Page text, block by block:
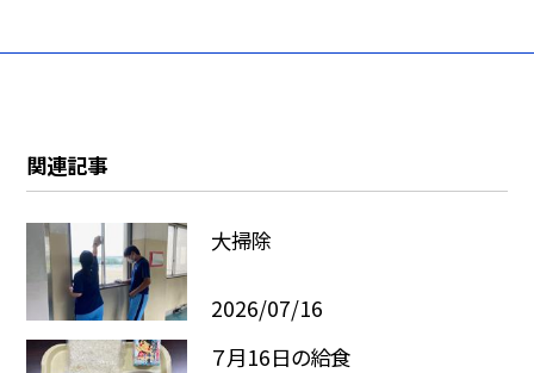
関連記事
大掃除
2026/07/16
７月16日の給食